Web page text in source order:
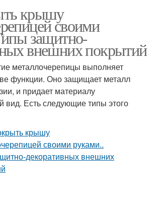
крышу
своими
защитно-
внешних покрытий
металлочерепицы выполняет
функции. Оно защищает металл
и придает материалу
вид. Есть следующие типы этого